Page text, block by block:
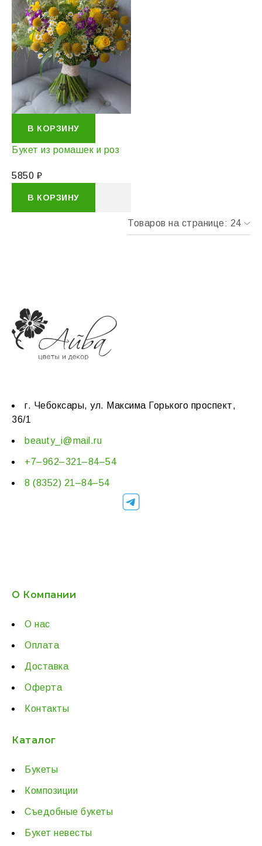
В КОРЗИНУ
Букет из ромашек и роз
5850 ₽
В КОРЗИНУ
г. Чебоксары, ул. Максима Горького проспект,
36/1
beauty_i@mail.ru
+7–962–321–84–54
8 (8352) 21–84–54
О Компании
О нас
Оплата
Доставка
Оферта
Контакты
Каталог
Букеты
Композиции
Съедобные букеты
Букет невесты